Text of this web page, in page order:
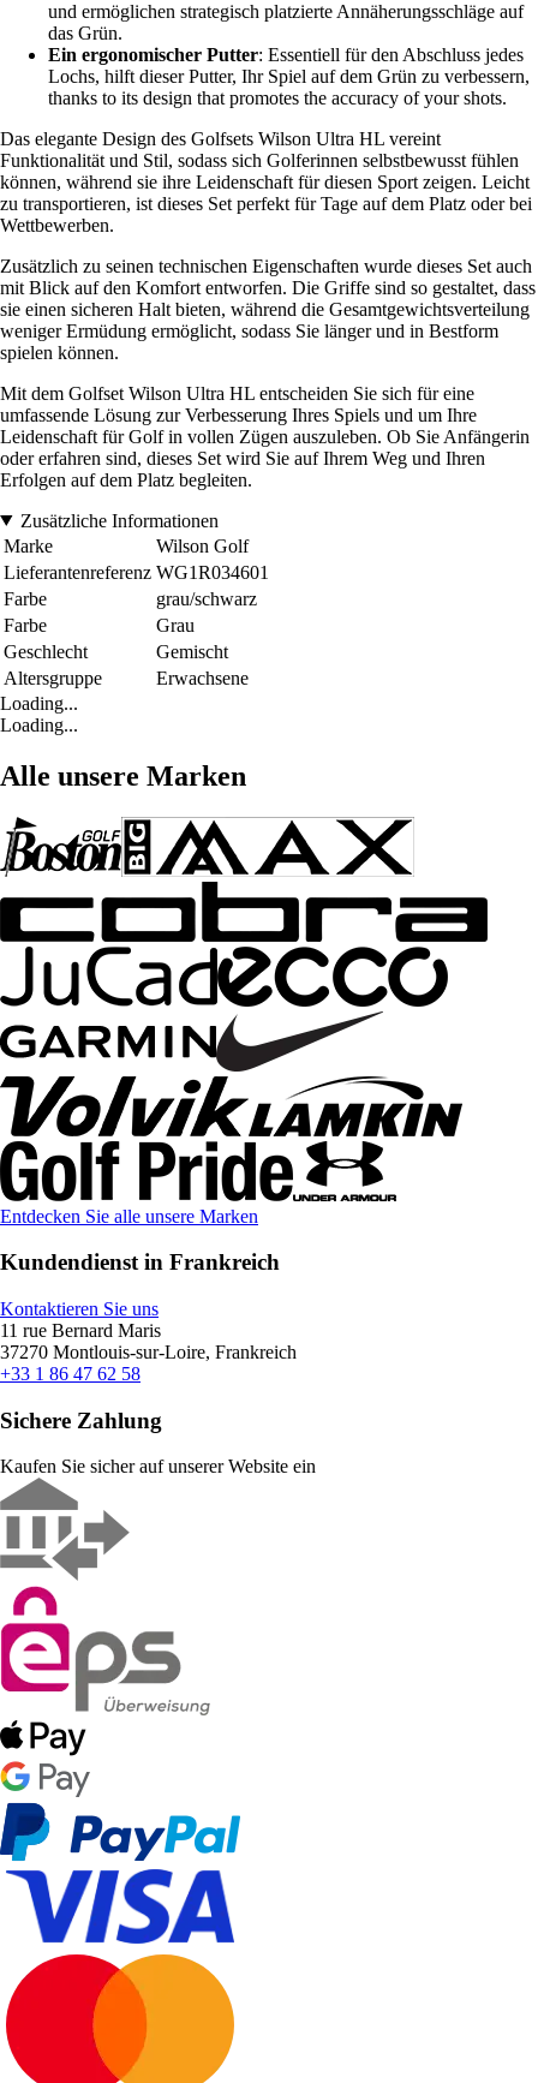
und ermöglichen strategisch platzierte Annäherungsschläge auf
das Grün.
Ein ergonomischer Putter: Essentiell für den Abschluss jedes
Lochs, hilft dieser Putter, Ihr Spiel auf dem Grün zu verbessern,
thanks to its design that promotes the accuracy of your shots.
Das elegante Design des Golfsets Wilson Ultra HL vereint
Funktionalität und Stil, sodass sich Golferinnen selbstbewusst fühlen
können, während sie ihre Leidenschaft für diesen Sport zeigen. Leicht
zu transportieren, ist dieses Set perfekt für Tage auf dem Platz oder bei
Wettbewerben.
Zusätzlich zu seinen technischen Eigenschaften wurde dieses Set auch
mit Blick auf den Komfort entworfen. Die Griffe sind so gestaltet, dass
sie einen sicheren Halt bieten, während die Gesamtgewichtsverteilung
weniger Ermüdung ermöglicht, sodass Sie länger und in Bestform
spielen können.
Mit dem Golfset Wilson Ultra HL entscheiden Sie sich für eine
umfassende Lösung zur Verbesserung Ihres Spiels und um Ihre
Leidenschaft für Golf in vollen Zügen auszuleben. Ob Sie Anfängerin
oder erfahren sind, dieses Set wird Sie auf Ihrem Weg und Ihren
Erfolgen auf dem Platz begleiten.
Zusätzliche Informationen
Marke
Wilson Golf
Lieferantenreferenz WG1R034601
Farbe
grau/schwarz
Farbe
Grau
Geschlecht
Gemischt
Altersgruppe
Erwachsene
Loading...
Loading...
Alle unsere Marken
Entdecken Sie alle unsere Marken
Kundendienst in Frankreich
Kontaktieren Sie uns
11 rue Bernard Maris
37270 Montlouis-sur-Loire, Frankreich
+33 1 86 47 62 58
Sichere Zahlung
Kaufen Sie sicher auf unserer Website ein